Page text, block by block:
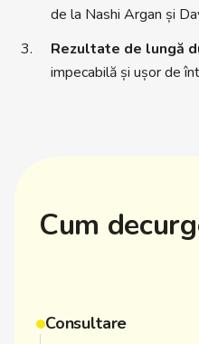
de la Nashi Argan și
Rezultate de lungă
impecabilă și ușor de
Cum
Consultare